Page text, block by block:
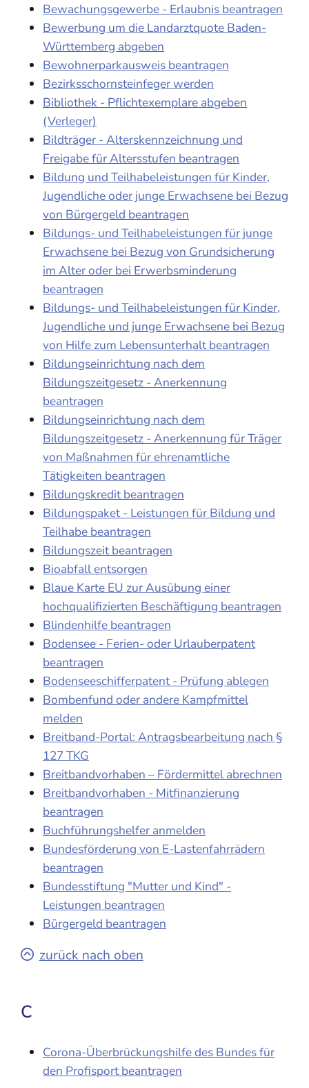
Bewachungsgewerbe - Erlaubnis beantragen
Bewerbung um die Landarztquote Baden-
Württemberg abgeben
Bewohnerparkausweis beantragen
Bezirksschornsteinfeger werden
Bibliothek - Pflichtexemplare abgeben
(Verleger)
Bildträger - Alterskennzeichnung und
Freigabe für Altersstufen beantragen
Bildung und Teilhabeleistungen für Kinder,
Jugendliche oder junge Erwachsene bei Bezug
von Bürgergeld beantragen
Bildungs- und Teilhabeleistungen für junge
Erwachsene bei Bezug von Grundsicherung
im Alter oder bei Erwerbsminderung
beantragen
Bildungs- und Teilhabeleistungen für Kinder,
Jugendliche und junge Erwachsene bei Bezug
von Hilfe zum Lebensunterhalt beantragen
Bildungseinrichtung nach dem
Bildungszeitgesetz - Anerkennung
beantragen
Bildungseinrichtung nach dem
Bildungszeitgesetz - Anerkennung für Träger
von Maßnahmen für ehrenamtliche
Tätigkeiten beantragen
Bildungskredit beantragen
Bildungspaket - Leistungen für Bildung und
Teilhabe beantragen
Bildungszeit beantragen
Bioabfall entsorgen
Blaue Karte EU zur Ausübung einer
hochqualifizierten Beschäftigung beantragen
Blindenhilfe beantragen
Bodensee - Ferien- oder Urlauberpatent
beantragen
Bodenseeschifferpatent - Prüfung ablegen
Bombenfund oder andere Kampfmittel
melden
Breitband-Portal: Antragsbearbeitung nach §
127 TKG
Breitbandvorhaben – Fördermittel abrechnen
Breitbandvorhaben - Mitfinanzierung
beantragen
Buchführungshelfer anmelden
Bundesförderung von E-Lastenfahrrädern
beantragen
Bundesstiftung "Mutter und Kind" -
Leistungen beantragen
Bürgergeld beantragen
zurück nach oben
C
Corona-Überbrückungshilfe des Bundes für
den Profisport beantragen